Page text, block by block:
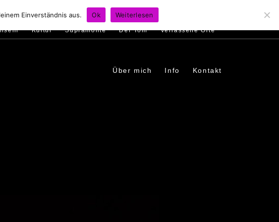
Murales Ambiente Menschen
Kultur Supramonte Der Tom Verlassene Orte
Über mich Info Kontakt
Einverständnis aus. Ok Weiterlesen